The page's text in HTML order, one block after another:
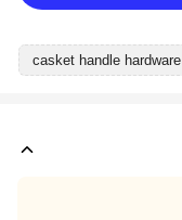
casket handle hardware